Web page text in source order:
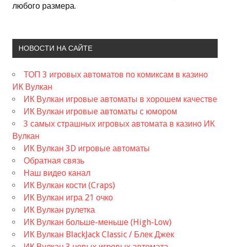
любого размера.
НОВОСТИ НА САЙТЕ
ТОП 3 игровых автоматов по комиксам в казино
ИК Вулкан
ИК Вулкан игровые автоматы в хорошем качестве
ИК Вулкан игровые автоматы с юмором
3 самых страшных игровых автомата в казино ИК
Вулкан
ИК Вулкан 3D игровые автоматы
Обратная связь
Наш видео канал
ИК Вулкан кости (Craps)
ИК Вулкан игра 21 очко
ИК Вулкан рулетка
ИК Вулкан больше-меньше (High-Low)
ИК Вулкан BlackJack Classic / Блек Джек